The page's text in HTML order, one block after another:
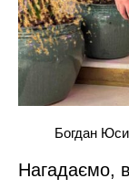
Богдан
Нагадаємо,